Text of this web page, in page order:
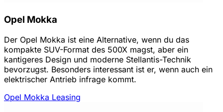
Opel Mokka
Der Opel Mokka ist eine Alternative, wenn du das
kompakte SUV-Format des 500X magst, aber ein
kantigeres Design und moderne Stellantis-Technik
bevorzugst. Besonders interessant ist er, wenn auch ein
elektrischer Antrieb infrage kommt.
Opel Mokka Leasing